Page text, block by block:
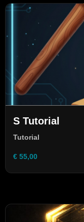
S Tutorial
Tutorial
€ 55,00